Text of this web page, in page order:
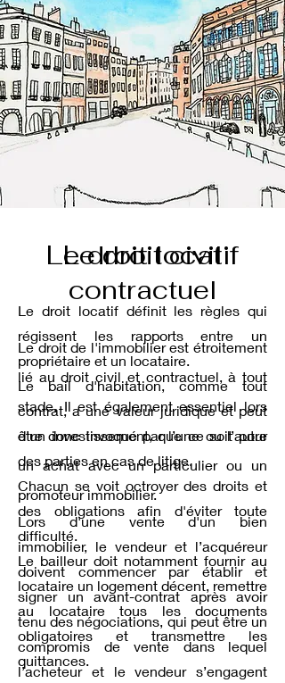
Le droit civil
contractuel
Le droit de l'immobilier est étroitement
lié au droit civil et contractuel, à tout
stade. Il est également essentiel lors
d'un investissement, que ce soit pour
un achat avec un particulier ou un
promoteur immobilier.
Lors d'une vente d'un bien
immobilier, le vendeur et l’acquéreur
doivent commencer par établir et
signer un avant-contrat après avoir
tenu des négociations, qui peut être un
compromis de vente dans lequel
l’acheteur et le vendeur s’engagent
Le droit locatif
Le droit locatifdéfinit les règles qui
régissent les rapports entre un
propriétaire et un locataire.
Le bail d'habitation, comme tout
contrat, a une valeur juridique et peut
être donc invoqué par l’une ou l’autre
des parties en cas de litige.
Chacun se voit octroyer des droits et
des obligations afin d'éviter toute
difficulté.
Le bailleur doit notamment fournir au
locataire un logement décent, remettre
au locataire tous les documents
obligatoires et transmettre les
quittances.